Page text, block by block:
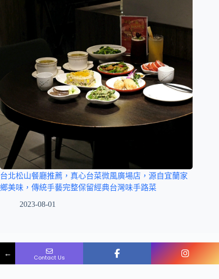
台北松山餐廳推薦，真心台菜微風廣場店，源自宜蘭家
鄉美味，傳統手藝完整保留經典台灣味手路菜
2023-08-01
版權 © 2026 JJ.Hsu
← Contact Us